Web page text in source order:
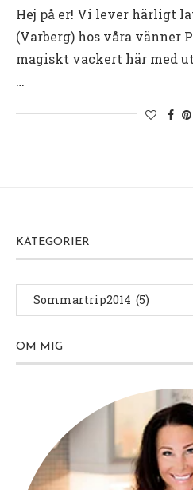
Hej på er! Vi lever härligt
(Varberg) hos våra vänner
magiskt vackert här med
…
KATEGORIER
OM MIG